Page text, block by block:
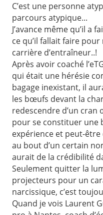
C’est une personne
parcours atypique...
J’avance même qu’il a
ce qu’il fallait faire
carrière d’entraîneur..!
Après avoir coaché
qui était une hérésie
bagage inexistant, il
les bœufs devant la
redescendre d’un cran
pour se constituer une
expérience et peut-
au bout d’un certain
aurait de la crédibilité
Seulement quitter la
projecteurs pour un
narcissique, c’est
Quand je vois Laurent